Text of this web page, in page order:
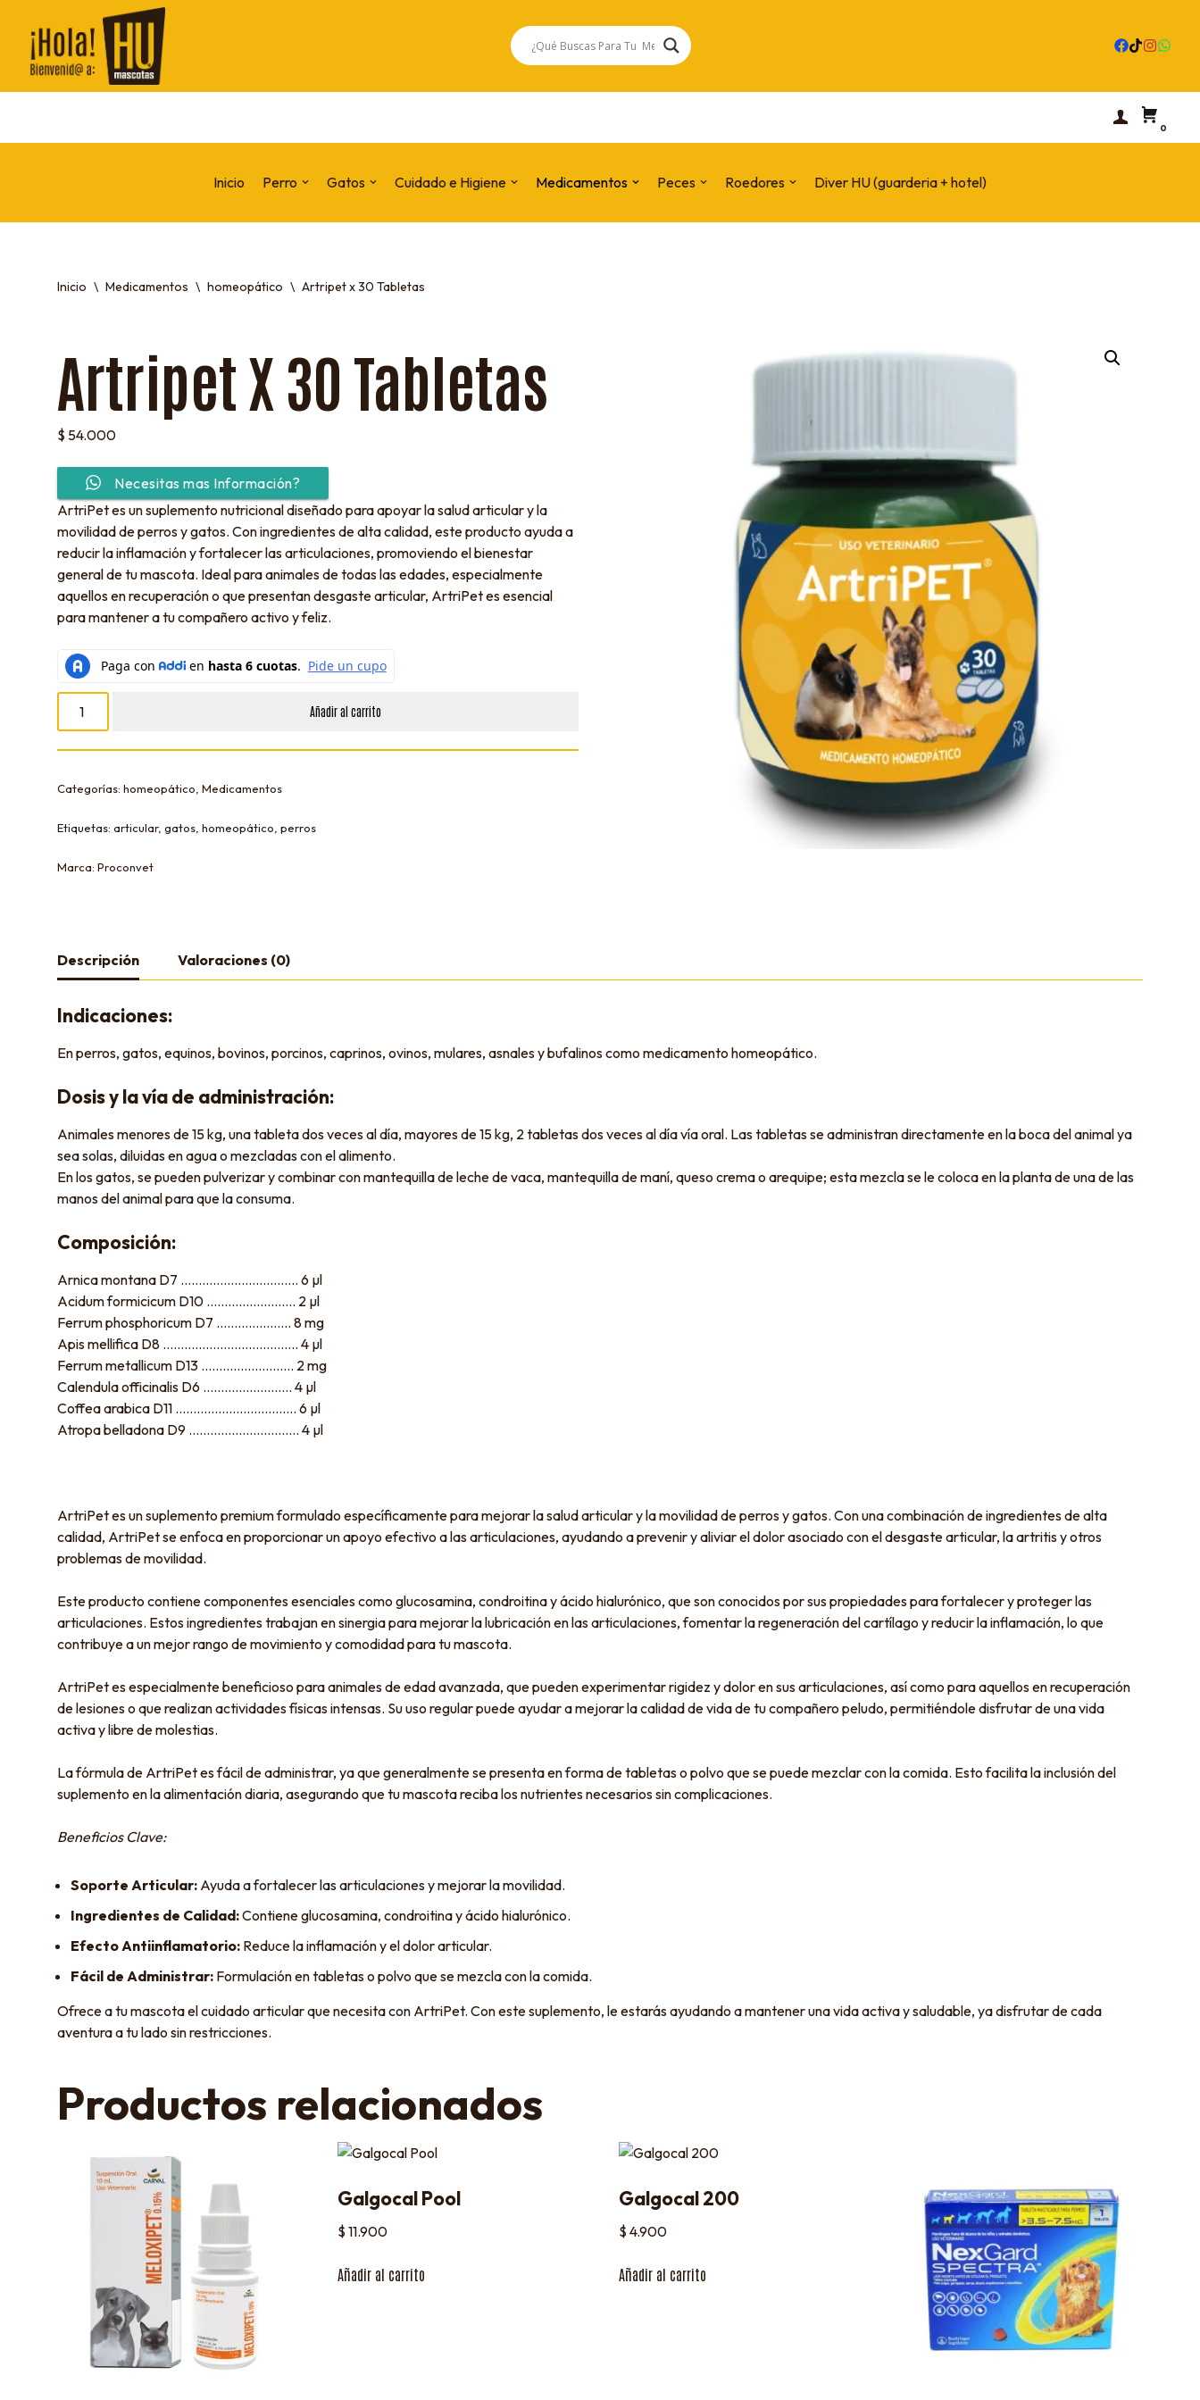
Saltar
contenido
0
Inicio Perro Gatos Cuidado e Higiene Medicamentos Peces Roedores Diver HU (guarderia + hotel)
Inicio \ Medicamentos \ homeopático \ Artripet x 30 Tabletas
Artripet X 30 Tabletas
$ 54.000
Necesitas mas Información?
ArtriPet es un suplemento nutricional diseñado para apoyar la salud articular y la
movilidad de perros y gatos. Con ingredientes de alta calidad, este producto ayuda a
reducir la inflamación y fortalecer las articulaciones, promoviendo el bienestar
general de tu mascota. Ideal para animales de todas las edades, especialmente
aquellos en recuperación o que presentan desgaste articular, ArtriPet es esencial
para mantener a tu compañero activo y feliz.
Añadir al carrito
Categorías:homeopático ,Medicamentos
Etiquetas:articular,gatos ,homeopático ,perros
Marca:Proconvet
Descripción Valoraciones (0)
Indicaciones:
En perros, gatos, equinos, bovinos, porcinos, caprinos, ovinos, mulares, asnales y bufalinos como medicamento homeopático.
Dosis y la vía de administración:
Animales menores de 15 kg, una tableta dos veces al día, mayores de 15 kg, 2 tabletas dos veces al día vía oral. Las tabletas se administran directamente en la boca del animal ya
sea solas, diluidas en agua o mezcladas con el alimento.
En los gatos, se pueden pulverizar y combinar con mantequilla de leche de vaca, mantequilla de maní, queso crema o arequipe; esta mezcla se le coloca en la planta de una de las
manos del animal para que la consuma.
Composición:
Arnica montana D7 …………………………… 6 µl
Acidum formicicum D10 ……………………. 2 µl
Ferrum phosphoricum D7 ………………… 8 mg
Apis mellifica D8 ……………………………….. 4 µl
Ferrum metallicum D13 …………………….. 2 mg
Calendula officinalis D6 ……………………. 4 µl
Coffea arabica D11 ……………………………. 6 µl
Atropa belladona D9 …………………………. 4 µl
ArtriPet es un suplemento premium formulado específicamente para mejorar la salud articular y la movilidad de perros y gatos. Con una combinación de ingredientes de alta
calidad, ArtriPet se enfoca en proporcionar un apoyo efectivo a las articulaciones, ayudando a prevenir y aliviar el dolor asociado con el desgaste articular, la artritis y otros
problemas de movilidad.
Este producto contiene componentes esenciales como glucosamina, condroitina y ácido hialurónico, que son conocidos por sus propiedades para fortalecer y proteger las
articulaciones. Estos ingredientes trabajan en sinergia para mejorar la lubricación en las articulaciones, fomentar la regeneración del cartílago y reducir la inflamación, lo que
contribuye a un mejor rango de movimiento y comodidad para tu mascota.
ArtriPet es especialmente beneficioso para animales de edad avanzada, que pueden experimentar rigidez y dolor en sus articulaciones, así como para aquellos en recuperación
de lesiones o que realizan actividades físicas intensas. Su uso regular puede ayudar a mejorar la calidad de vida de tu compañero peludo, permitiéndole disfrutar de una vida
activa y libre de molestias.
La fórmula de ArtriPet es fácil de administrar, ya que generalmente se presenta en forma de tabletas o polvo que se puede mezclar con la comida. Esto facilita la inclusión del
suplemento en la alimentación diaria, asegurando que tu mascota reciba los nutrientes necesarios sin complicaciones.
Beneficios Clave:
Soporte Articular: Ayuda a fortalecer las articulaciones y mejorar la movilidad.
Ingredientes de Calidad:Contiene glucosamina, condroitina y ácido hialurónico.
Efecto Antiinflamatorio: Reduce la inflamación y el dolor articular.
Fácil de Administrar: Formulación en tabletas o polvo que se mezcla con la comida.
Ofrece a tu mascota el cuidado articular que necesita con ArtriPet. Con este suplemento, le estarás ayudando a mantener una vida activa y saludable, ya disfrutar de cada
aventura a tu lado sin restricciones.
Productos relacionados
Galgocal Pool
$ 11.900
Añadir al carrito
Galgocal 200
$ 4.900
Añadir al carrito